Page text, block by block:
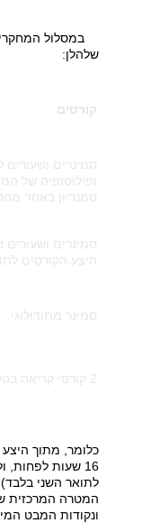
שלהלן:
קורסים
סמינרים
ופילוסופיה של
סמנריון באחד
סמינרים
היצע הקורסים
סמינר מתודולוגי
2 קורסי קריאה בטקסטים קלאסיים
כלומר, מתוך
לתואר השני בלבד)
המטרה המרכזית